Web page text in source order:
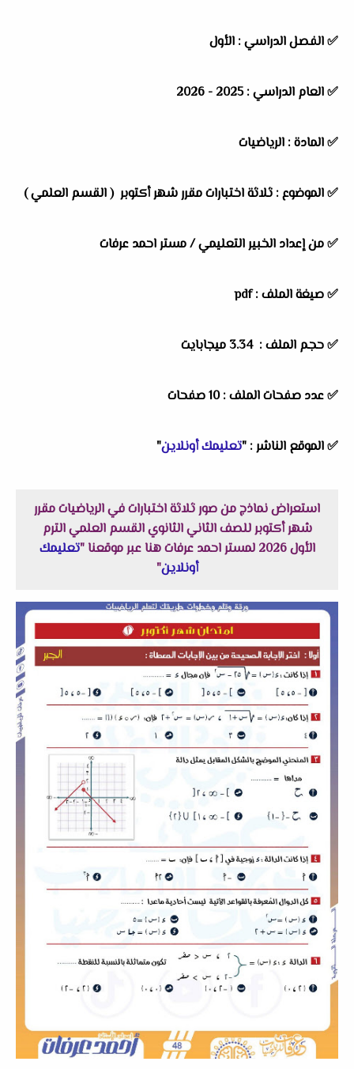
✅الفصل الدراسي : الأول
✅العام الدراسي :2025 - 2026
✅المادة : الرياضيات
✅الموضوع : ثلاثة اختبارات مقرر شهر أكتوبر ( القسم العلمي )
✅من إعداد الخبير التعليمي /مستر احمد عرفات
✅ صيغة الملف : pdf
✅ حجم الملف : 3.34 ميجابايت
✅ عدد صفحات الملف : 10 صفحات
✅الموقع الناشر : "تعليمك أونلاين"
استعراض نماذج من صور ثلاثة اختبارات في الرياضيات مقرر
شهر أكتوبر للصف الثاني الثانوي القسم العلمي الترم
الأول 2026 لمستر احمد عرفات هنا عبر موقعنا "
تعليمك
أونلاين"